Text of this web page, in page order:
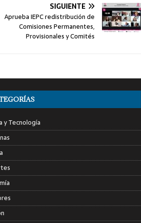
SIGUIENTE
Aprueba IEPC redistribución de
Comisiones Permanentes,
Provisionales y Comités
y Tecnología